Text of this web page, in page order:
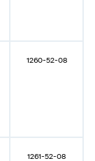
1260-52-08
1261-52-08